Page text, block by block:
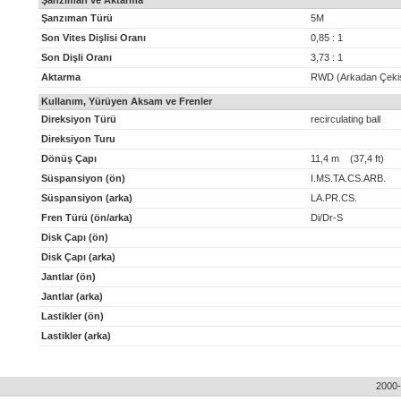
Şanzıman Türü
5M
Son Vites Dişlisi Oranı
0,85 : 1
Son Dişli Oranı
3,73 : 1
Aktarma
RWD (Arkadan
Kullanım, Yürüyen Aksam ve Frenler
Direksiyon Türü
recirculating ball
Direksiyon Turu
Dönüş Çapı
11,4 m (37,4 ft)
Süspansiyon (ön)
I.MS.TA.CS.ARB.
Süspansiyon (arka)
LA.PR.CS.
Fren Türü (ön/arka)
Di/Dr-S
Disk Çapı (ön)
Disk Çapı (arka)
Jantlar (ön)
Jantlar (arka)
Lastikler (ön)
Lastikler (arka)